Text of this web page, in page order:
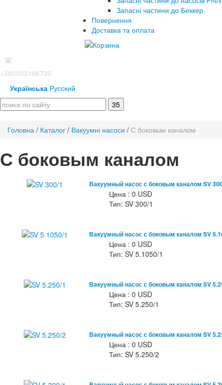
Запасні частини до Беккер
Повернення
Доставка та оплата
+380503106730
Українська Русский
Головна / Каталог / Вакуумні насоси / С боковым каналом
С боковым каналом
Вакуумный насос с боковым каналом SV
Цена : 0 USD
Тип: SV 300/1
Вакуумный насос с боковым каналом SV
Цена : 0 USD
Тип: SV 5.1050/1
Вакуумный насос с боковым каналом SV
Цена : 0 USD
Тип: SV 5.250/1
Вакуумный насос с боковым каналом SV
Цена : 0 USD
Тип: SV 5.250/2